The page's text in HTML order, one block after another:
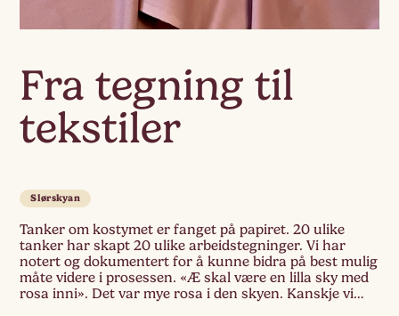
Fra tegning til
tekstiler
Slørskyan
Tanker om kostymet er fanget på papiret. 20 ulike
tanker har skapt 20 ulike arbeidstegninger. Vi har
notert og dokumentert for å kunne bidra på best mulig
måte videre i prosessen. «Æ skal være en lilla sky med
rosa inni». Det var mye rosa i den skyen. Kanskje vi